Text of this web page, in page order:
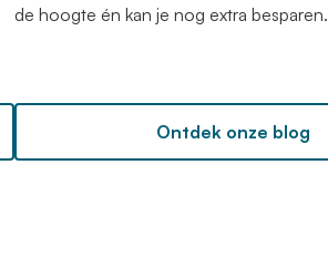
de hoogte én kan je nog extra besparen.
Ontdek onze blog